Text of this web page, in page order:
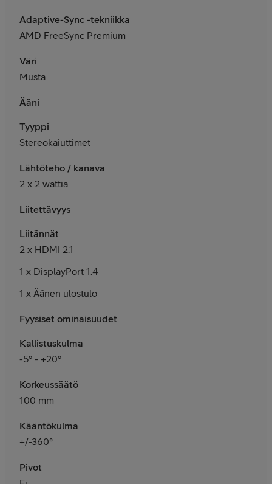
Adaptive-Sync -tekniikka
AMD FreeSync Premium
Väri
Musta
Ääni
Tyyppi
Stereokaiuttimet
Lähtöteho / kanava
2 x 2 wattia
Liitettävyys
Liitännät
2 x HDMI 2.1
1 x DisplayPort 1.4
1 x Äänen ulostulo
Fyysiset ominaisuudet
Kallistuskulma
-5° - +20°
Korkeussäätö
100 mm
Kääntökulma
+/-360°
Pivot